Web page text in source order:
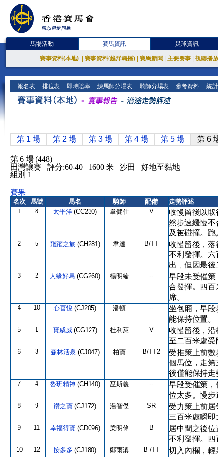
馬場活動 賽馬資訊 足球資訊
賽事資料(本地) 賽事資料(越洋轉播) 賽馬新聞 主要賽事 視聽播
報名表 排位表 即時賠率 練馬師分場表 騎師分場表 參考資料 統
第 1 場 第 2 場 第 3 場 第 4 場 第 5 場 第 6
第 6 場 (448)
田灣讓賽 評分:60-40 1600 米 沙田 好地至黏地
組別 1
賽果
名次 馬號 馬名 騎師 配備
走勢評述
1
8 太平洋 (CC230) 韋健仕 V
收慢留後以取
然步速緩慢不
及被碰撞。
2 5 飛躍之旅 (CH281) 韋達 B/TT
收慢留後，落
不利發揮。六
出，但因最
3 2 人緣好馬 (CG260) 楊明綸 --
早段未受催策
合發揮。四百
席。
4 10 心喜悅 (CJ205) 潘頓 --
坐包廂，早段
能保持位置。
5 1 寶威威 (CG127) 杜利萊 V
收慢留後，沿
至二百米處受
6 3 森林活泉 (CJ047) 柏寶 B/TT2
受推策上前
個馬位，走第
後僅能保持走
7 4 魯班精神 (CH140) 巫斯義 --
早段受催策，
位太多。慢步
8 9 鑽之寶 (CJ172) 湯智傑 SR
受力策上前
三百米處瞬即
9 11 幸福得寶 (CD096) 梁明偉 B
居中間之後
不利發揮。四
10 12 按多多 (CJ180) 鄭雨滇 B-/TT
切入內欄，輕